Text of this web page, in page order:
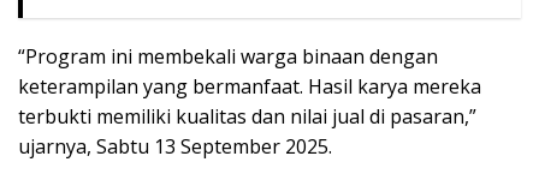
“Program ini membekali warga binaan dengan
keterampilan yang bermanfaat. Hasil karya mereka
terbukti memiliki kualitas dan nilai jual di pasaran,”
ujarnya, Sabtu 13 September 2025.